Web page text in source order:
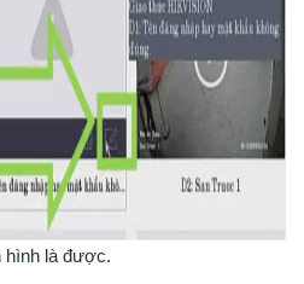
hình là được.